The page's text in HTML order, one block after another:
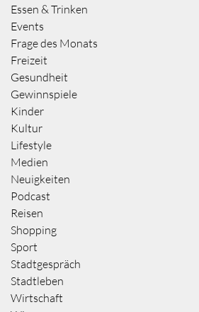
Essen & Trinken
Events
Frage des Monats
Freizeit
Gesundheit
Gewinnspiele
Kinder
Kultur
Lifestyle
Medien
Neuigkeiten
Podcast
Reisen
Shopping
Sport
Stadtgespräch
Stadtleben
Wirtschaft